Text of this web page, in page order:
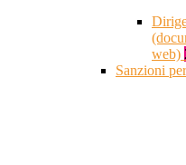
web)
Sanzioni